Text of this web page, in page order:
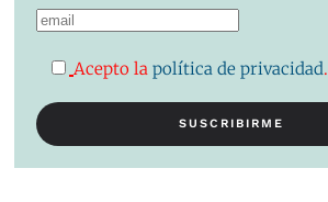
Acepto lapolítica de privacidad.